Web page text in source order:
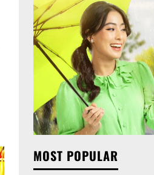
MOST POPULAR